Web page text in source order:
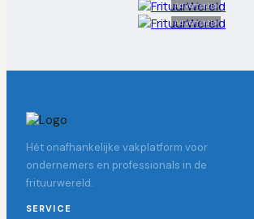
Advertentie
Advertentie
Hét onafhankelijke vakplatform voor
ondernemers en professionals in de
frituurwereld.
SERVICE